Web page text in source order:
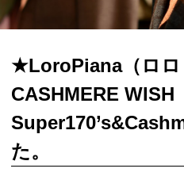
★LoroPiana（ロロ
CASHMERE WISH
た。